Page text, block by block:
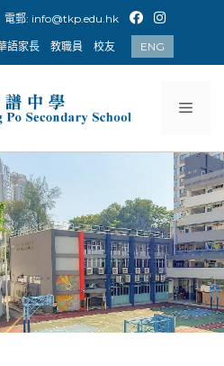
電郵: info@tkp.edu.hk
語家長 教職員 校友 ENG